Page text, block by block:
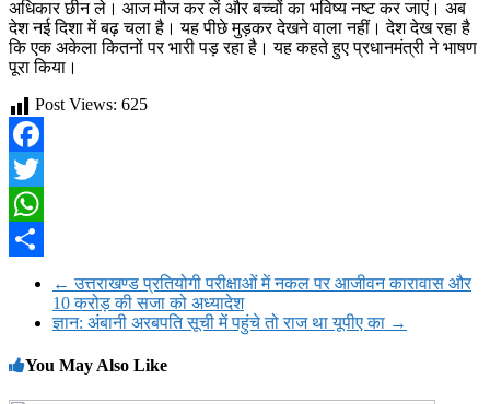
अधिकार छीन ले। आज मौज कर लें और बच्चों का भविष्य नष्ट कर जाएं। अब
देश नई दिशा में बढ़ चला है। यह पीछे मुड़कर देखने वाला नहीं। देश देख रहा है
कि एक अकेला कितनों पर भारी पड़ रहा है। यह कहते हुए प्रधानमंत्री ने भाषण
पूरा किया।
Post Views: 625
Facebook
Twitter
WhatsApp
← उत्तराखण्ड प्रतियोगी परीक्षाओं में नकल पर आजीवन कारावास और
10 करोड़ की सजा को अध्यादेश
ज्ञान: अंबानी अरबपति सूची में पहुंचे तो राज था यूपीए का →
You May Also Like